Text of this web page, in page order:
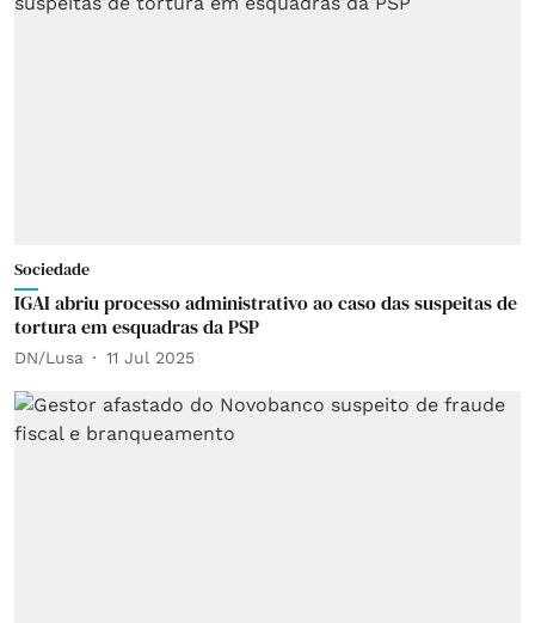
Sociedade
IGAI abriu processo administrativo ao caso das suspeitas de
tortura em esquadras da PSP
DN/Lusa 11 Jul 2025